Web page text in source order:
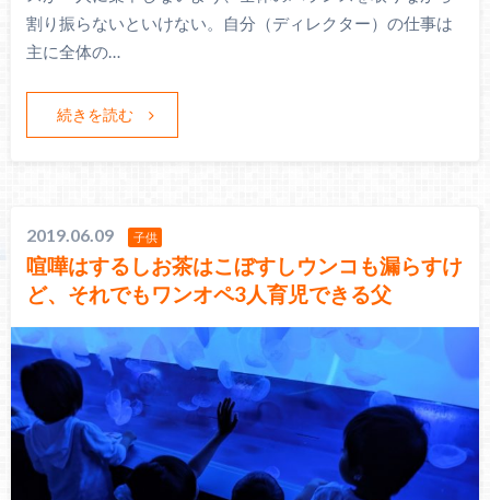
割り振らないといけない。自分（ディレクター）の仕事は
主に全体の…
続きを読む
2019.06.09 子供
喧嘩はするしお茶はこぼすしウンコも漏らすけ
ど、それでもワンオペ3人育児できる父